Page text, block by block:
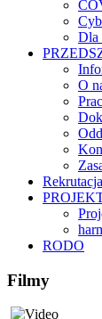
Dla
O
RODO
Filmy